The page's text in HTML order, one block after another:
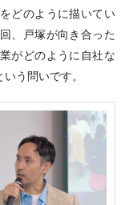
どのように描いてい
、戸塚が向き合った
がどのように自社な
う問いです。